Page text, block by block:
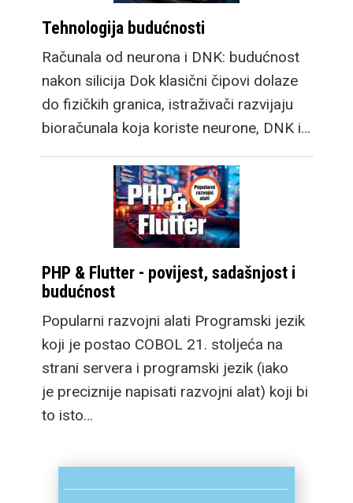
Tehnologija budućnosti
Računala od neurona i DNK: budućnost
nakon silicija Dok klasični čipovi dolaze
do fizičkih granica, istraživači razvijaju
bioračunala koja koriste neurone, DNK i…
PHP & Flutter - povijest, sadašnjost i
budućnost
Popularni razvojni alati Programski jezik
koji je postao COBOL 21. stoljeća na
strani servera i programski jezik (iako
je preciznije napisati razvojni alat) koji bi
to isto…